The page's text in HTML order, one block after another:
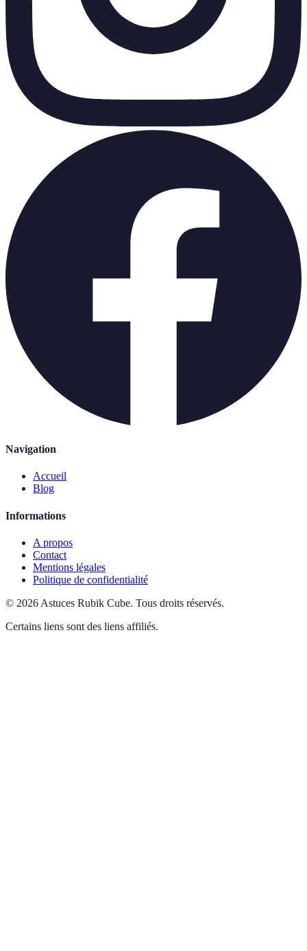
Navigation
Accueil
Blog
Informations
A propos
Contact
Mentions légales
Politique de confidentialité
© 2026 Astuces Rubik Cube. Tous droits réservés.
Certains liens sont des liens affiliés.